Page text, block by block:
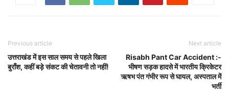
Previous article
उत्तराखंड में इस साल समय से पहले खिला
बुराँश, कहीं बड़े संकट की चेतावनी तो नहीं!
Next article
Risabh Pant Car Accident :-
भीषण सड़क हादसे में भारतीय क्रिकेटर
ऋषभ पंत गंभीर रूप से घायल, अस्पताल में
भर्ती